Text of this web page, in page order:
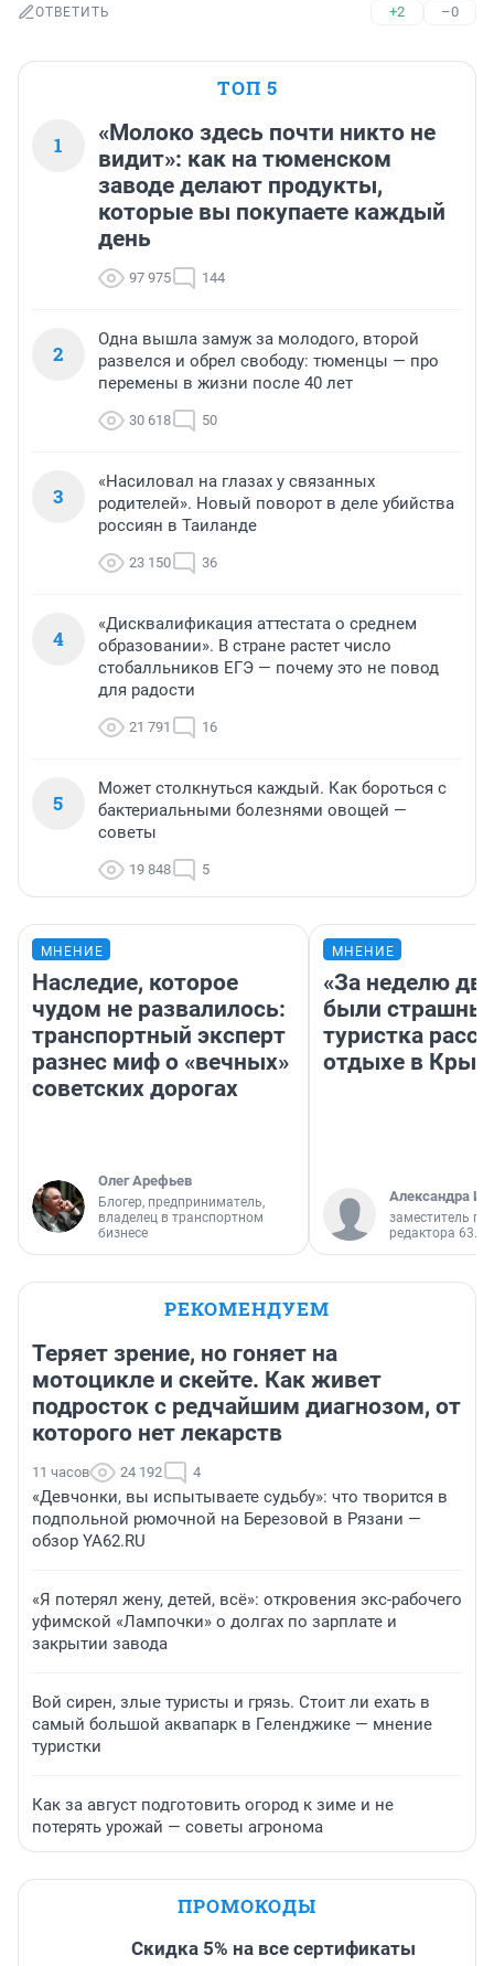
ОТВЕТИТЬ +2 –0
ТОП 5
1
«Молоко здесь почти никто не
видит»: как на тюменском
заводе делают продукты,
которые вы покупаете каждый
день
97 975 144
2
Одна вышла замуж за молодого, второй
развелся и обрел свободу: тюменцы — про
перемены в жизни после 40 лет
30 618 50
3
«Насиловал на глазах у связанных
родителей». Новый поворот в деле убийства
россиян в Таиланде
23 150 36
4
«Дисквалификация аттестата о среднем
образовании». В стране растет число
стобалльников ЕГЭ — почему это не повод
для радости
21 791 16
5
Может столкнуться каждый. Как бороться с
бактериальными болезнями овощей —
советы
19 848 5
МНЕНИЕ
Наследие, которое
чудом не развалилось:
транспортный эксперт
разнес миф о «вечных»
советских дорогах
Олег Арефьев
Блогер, предприниматель,
владелец в транспортном
бизнесе
МНЕНИЕ
«За неделю
были
туристка
отдыхе в
Александра
заместитель
редактора 63.RU
РЕКОМЕНДУЕМ
Теряет зрение, но гоняет на
мотоцикле и скейте. Как живет
подросток с редчайшим диагнозом, от
которого нет лекарств
11 часов 24 192 4
«Девчонки, вы испытываете судьбу»: что творится в
подпольной рюмочной на Березовой в Рязани —
обзор YA62.RU
«Я потерял жену, детей, всё»: откровения экс-рабочего
уфимской «Лампочки» о долгах по зарплате и
закрытии завода
Вой сирен, злые туристы и грязь. Стоит ли ехать в
самый большой аквапарк в Геленджике — мнение
туристки
Как за август подготовить огород к зиме и не
потерять урожай — советы агронома
ПРОМОКОДЫ
Скидка 5% на все сертификаты